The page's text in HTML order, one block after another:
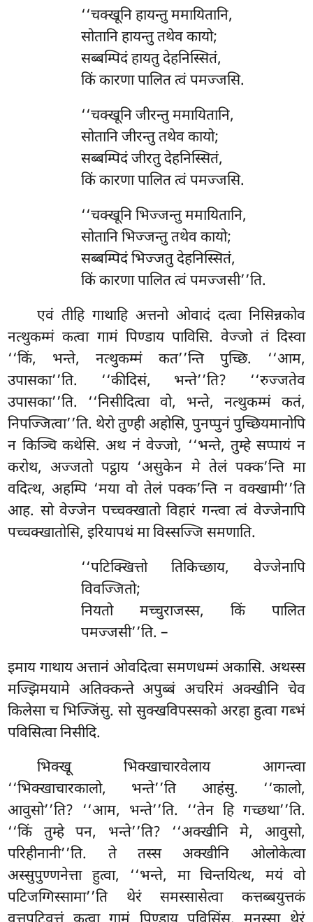
‘‘चक्खूनि हायन्तु ममायितानि,
सोतानि हायन्तु तथेव कायो;
सब्बम्पिदं हायतु देहनिस्सितं,
किं कारणा पालित त्वं पमज्जसि.
‘‘चक्खूनि जीरन्तु ममायितानि,
सोतानि जीरन्तु तथेव कायो;
सब्बम्पिदं जीरतु देहनिस्सितं,
किं कारणा पालित त्वं पमज्जसि.
‘‘चक्खूनि भिज्जन्तु ममायितानि,
सोतानि भिज्जन्तु तथेव कायो;
सब्बम्पिदंभिज्जतु देहनिस्सितं,
किं कारणा पालित त्वं पमज्जसी’’ति.
एवं तीहि गाथाहि अत्तनो ओवादं दत्वा निसिन्नकोव
नत्थुकम्मं कत्वा गामं पिण्डाय पाविसि. वेज्जो तं दिस्वा
‘‘किं, भन्ते, नत्थुकम्मं कत’’न्ति पुच्छि. ‘‘आम,
उपासका’’ति. ‘‘कीदिसं, भन्ते’’ति? ‘‘रुज्जतेव
उपासका’’ति. ‘‘निसीदित्वा वो, भन्ते, नत्थुकम्मं कतं,
निपज्जित्वा’’ति. थेरो तुण्ही अहोसि, पुनप्पुनं पुच्छियमानोपि
न किञ्चि कथेसि. अथ नं वेज्जो, ‘‘भन्ते, तुम्हे सप्पायं न
करोथ, अज्जतो पट्ठाय ‘असुकेन मे तेलं पक्क’न्ति मा
वदित्थ, अहम्पि ‘मया वो तेलं पक्क’न्ति न वक्खामी’’ति
आह. सो वेज्जेन पच्चक्खातो विहारं गन्त्वा त्वं वेज्जेनापि
पच्चक्खातोसि, इरियापथं मा विस्सज्जि समणाति.
‘‘पटिक्खित्तो तिकिच्छाय, वेज्जेनापि
विवज्जितो;
नियतो मच्चुराजस्स, किं पालित
पमज्जसी’’ति. –
इमाय गाथाय अत्तानं ओवदित्वा समणधम्मं अकासि. अथस्स
मज्झिमयामे अतिक्कन्ते अपुब्बं अचरिमं अक्खीनि चेव
किलेसा च भिज्जिंसु. सो सुक्खविपस्सको अरहा हुत्वा गब्भं
पविसित्वा निसीदि.
भिक्खू भिक्खाचारवेलाय आगन्त्वा
‘‘भिक्खाचारकालो, भन्ते’’ति आहंसु. ‘‘कालो,
आवुसो’’ति? ‘‘आम, भन्ते’’ति. ‘‘तेन हि गच्छथा’’ति.
‘‘किं तुम्हे पन, भन्ते’’ति? ‘‘अक्खीनि मे, आवुसो,
परिहीनानी’’ति. ते तस्स अक्खीनि ओलोकेत्वा
अस्सुपुण्णनेत्ता हुत्वा, ‘‘भन्ते, मा चिन्तयित्थ, मयं वो
पटिजग्गिस्सामा’’ति थेरं समस्सासेत्वा कत्तब्बयुत्तकं